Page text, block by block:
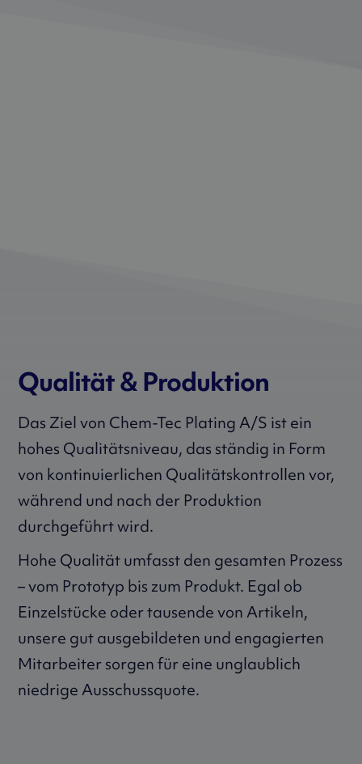
Qualität & Produktion
Das Ziel von Chem-Tec Plating A/S ist ein
hohes Qualitätsniveau, das ständig in Form
von kontinuierlichen Qualitätskontrollen vor,
während und nach der Produktion
durchgeführt wird.
Hohe Qualität umfasst den gesamten Prozess
– vom Prototyp bis zum Produkt. Egal ob
Einzelstücke oder tausende von Artikeln,
unsere gut ausgebildeten und engagierten
Mitarbeiter sorgen für eine unglaublich
niedrige Ausschussquote.